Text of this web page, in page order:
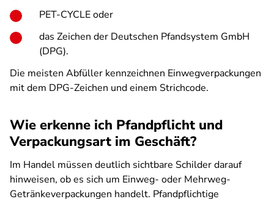
PET-CYCLE oder
das Zeichen der Deutschen Pfandsystem GmbH
(DPG).
Die meisten Abfüller kennzeichnen Einwegverpackungen
mit dem DPG-Zeichen und einem Strichcode.
Wie erkenne ich Pfandpflicht und
Verpackungsart im Geschäft?
Im Handel müssen deutlich sichtbare Schilder darauf
hinweisen, ob es sich um Einweg- oder Mehrweg-
Getränkeverpackungen handelt. Pfandpflichtige